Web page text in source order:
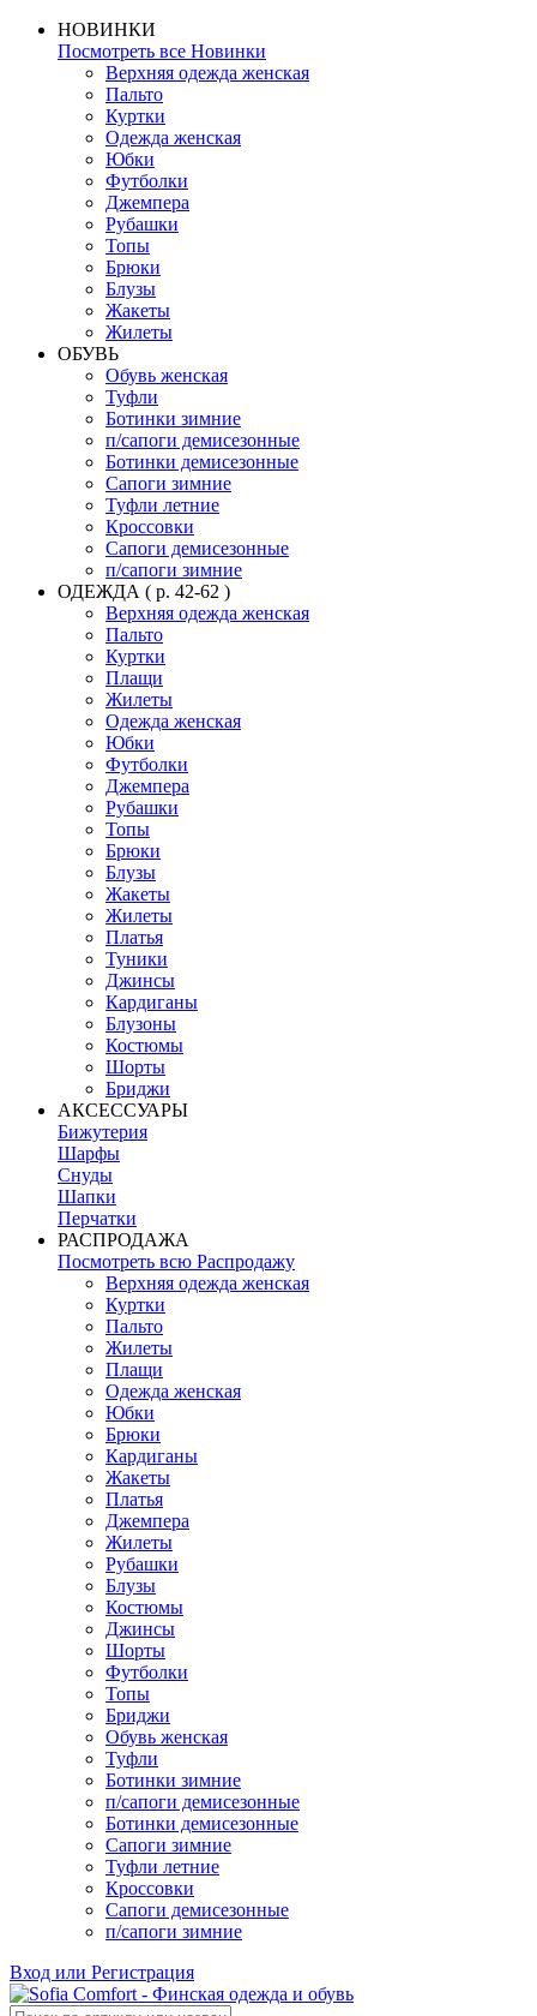
НОВИНКИ
Посмотреть все Новинки
Верхняя одежда женская
Пальто
Куртки
Одежда женская
Юбки
Футболки
Джемпера
Рубашки
Топы
Брюки
Блузы
Жакеты
Жилеты
ОБУВЬ
Обувь женская
Туфли
Ботинки зимние
п/сапоги демисезонные
Ботинки демисезонные
Сапоги зимние
Туфли летние
Кроссовки
Сапоги демисезонные
п/сапоги зимние
ОДЕЖДА ( р. 42-62 )
Верхняя одежда женская
Пальто
Куртки
Плащи
Жилеты
Одежда женская
Юбки
Футболки
Джемпера
Рубашки
Топы
Брюки
Блузы
Жакеты
Жилеты
Платья
Туники
Джинсы
Кардиганы
Блузоны
Костюмы
Шорты
Бриджи
АКСЕССУАРЫ
Бижутерия
Шарфы
Снуды
Шапки
Перчатки
РАСПРОДАЖА
Посмотреть всю Распродажу
Верхняя одежда женская
Куртки
Пальто
Жилеты
Плащи
Одежда женская
Юбки
Брюки
Кардиганы
Жакеты
Платья
Джемпера
Жилеты
Рубашки
Блузы
Костюмы
Джинсы
Шорты
Футболки
Топы
Бриджи
Обувь женская
Туфли
Ботинки зимние
п/сапоги демисезонные
Ботинки демисезонные
Сапоги зимние
Туфли летние
Кроссовки
Сапоги демисезонные
п/сапоги зимние
Вход или Регистрация